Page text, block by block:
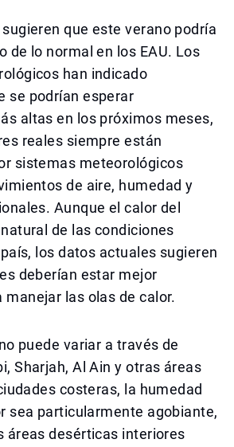
que este verano podría
de lo normal en los EAU. Los
han indicado
se podrían esperar
altas en los próximos meses,
reales siempre están
sistemas meteorológicos
de aire, humedad y
Aunque el calor del
de las condiciones
los datos actuales sugieren
deberían estar mejor
manejar las olas de calor.
puede variar a través de
Sharjah, Al Ain y otras áreas
costeras, la humedad
sea particularmente agobiante,
áreas desérticas interiores